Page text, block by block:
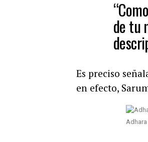
de tu
Es preciso
en efecto,